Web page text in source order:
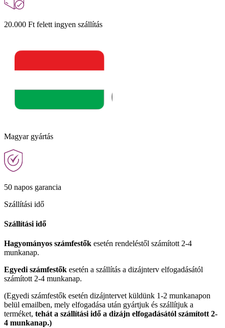
20.000 Ft felett ingyen szállítás
Magyar gyártás
50 napos garancia
Szállítási idő
Szállítási idő
Hagyományos számfestők esetén rendeléstől számított 2-4
munkanap.
Egyedi számfestők esetén a szállítás a dizájnterv elfogadásától
számított 2-4 munkanap.
(Egyedi számfestők esetén dizájntervet küldünk 1-2 munkanapon
belül emailben, mely elfogadása után gyártjuk és szállítjuk a
terméket, tehát a szállítási idő a dizájn elfogadásától számított 2-
4 munkanap.)